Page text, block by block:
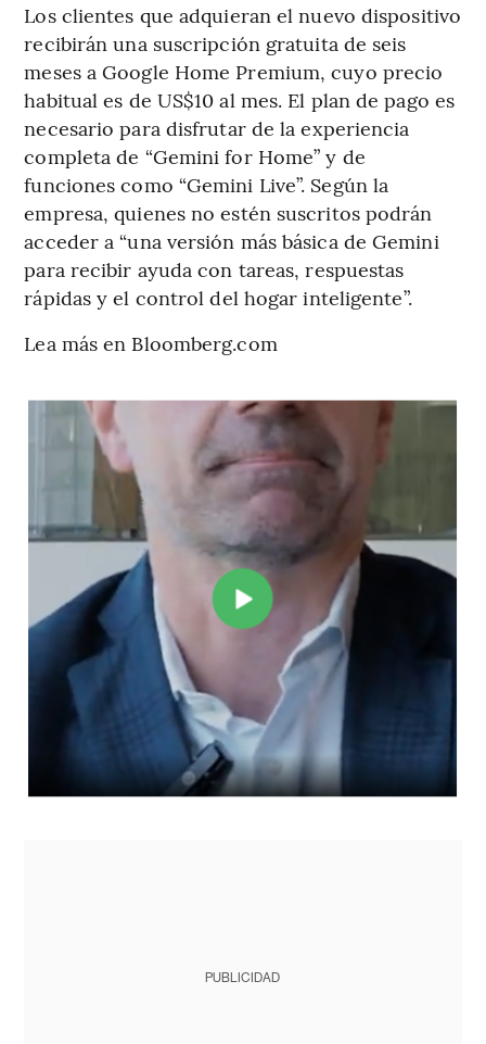
Los clientes que adquieran el nuevo dispositivo
recibirán una suscripción gratuita de seis
meses a Google Home Premium, cuyo precio
habitual es de US$10 al mes. El plan de pago es
necesario para disfrutar de la experiencia
completa de “Gemini for Home” y de
funciones como “Gemini Live”. Según la
empresa, quienes no estén suscritos podrán
acceder a “una versión más básica de Gemini
para recibir ayuda con tareas, respuestas
rápidas y el control del hogar inteligente”.
Lea más en Bloomberg.com
PUBLICIDAD